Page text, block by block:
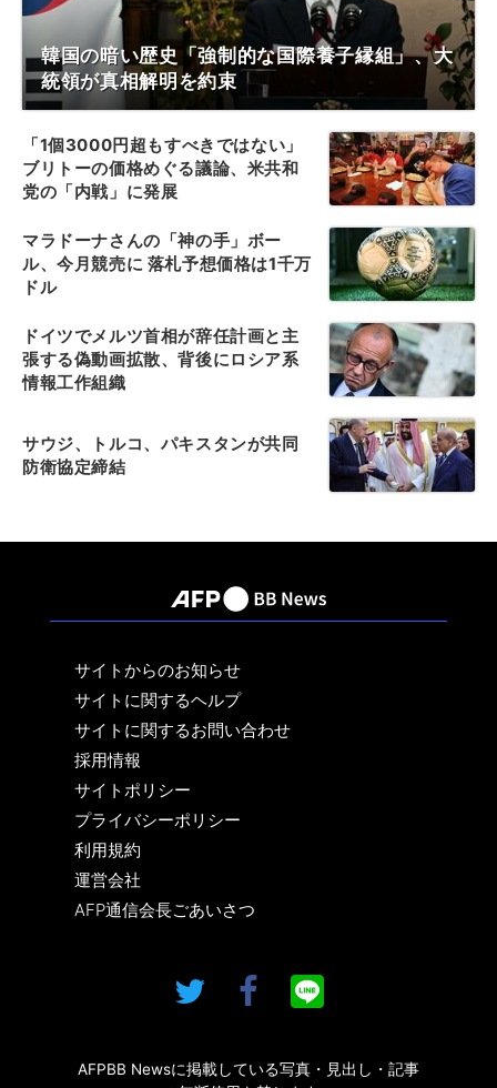
韓国の暗い歴史「強制的な国際養子縁組」、大
統領が真相解明を約束
「1個3000円超もすべきではない」
ブリトーの価格めぐる議論、米共和
党の「内戦」に発展
マラドーナさんの「神の手」ボー
ル、今月競売に 落札予想価格は1千万
ドル
ドイツでメルツ首相が辞任計画と主
張する偽動画拡散、背後にロシア系
情報工作組織
サウジ、トルコ、パキスタンが共同
防衛協定締結
サイトからのお知らせ
サイトに関するヘルプ
サイトに関するお問い合わせ
採用情報
サイトポリシー
プライバシーポリシー
利用規約
運営会社
AFP通信会長ごあいさつ
AFPBB Newsに掲載している写真・見出し・記事